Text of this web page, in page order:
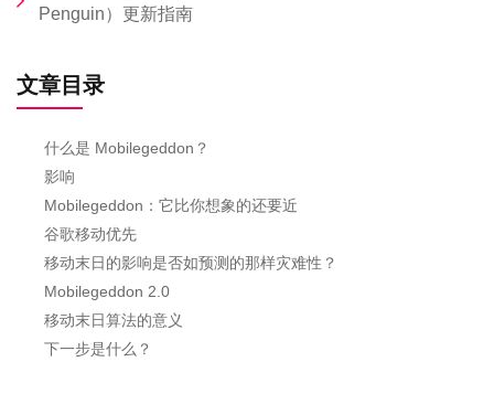
Penguin）更新指南
文章目录
什么是 Mobilegeddon？
影响
Mobilegeddon：它比你想象的还要近
谷歌移动优先
移动末日的影响是否如预测的那样灾难性？
Mobilegeddon 2.0
移动末日算法的意义
下一步是什么？